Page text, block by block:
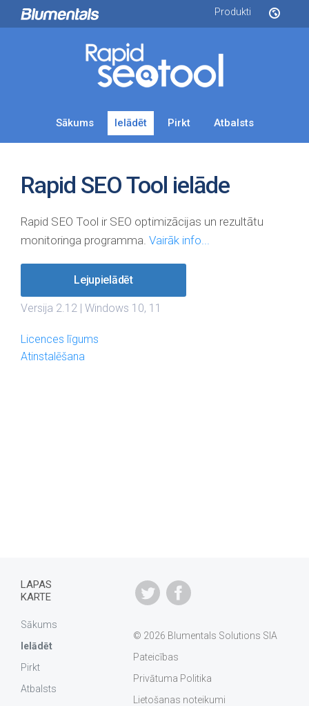
Produkti
Sākums Ielādēt Pirkt Atbalsts
Rapid SEO Tool ielāde
Rapid SEO Tool ir SEO optimizācijas un rezultātu
monitoringa programma. Vairāk info...
Lejupielādēt
Versija 2.12 | Windows 10, 11
Licences līgums
Atinstalēšana
© 2026 Blumentals Solutions SIA
Pateicības
Privātuma Politika
Lietošanas noteikumi
LAPAS
KARTE
Sākums
Ielādēt
Pirkt
Atbalsts